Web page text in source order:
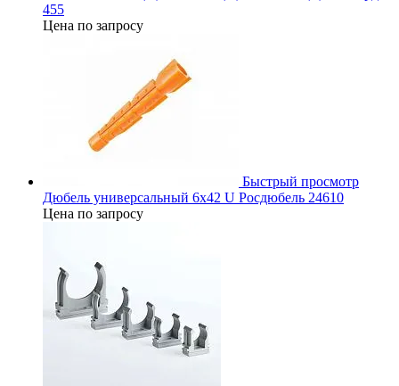
455
Цена по запросу
Быстрый просмотр
Дюбель универсальный 6х42 U Росдюбель 24610
Цена по запросу